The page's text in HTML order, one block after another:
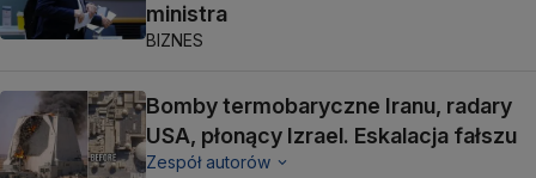
ministra
BIZNES
Bomby termobaryczne Iranu, radary
USA, płonący Izrael. Eskalacja fałszu
Zespół autorów